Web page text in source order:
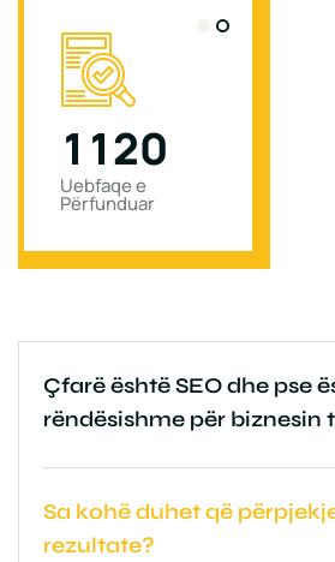
1 120
Uebfaqe e
Përfunduar
Çfarë është SEO dhe pse
rëndësishme për biznesin
Sa kohë duhet që
rezultate?